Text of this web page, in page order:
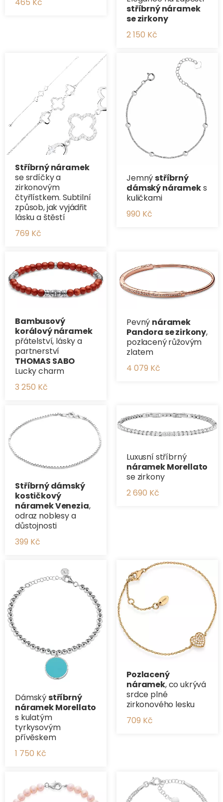
stříbrný náramek
se zirkony
2 150 Kč
Stříbrný náramek
se srdíčky a
zirkonovým
čtyřlístkem. Subtilní
způsob, jak vyjádřit
lásku a štěstí
769 Kč
Jemnýstříbrný
dámský nárameks
kuličkami
990 Kč
Bambusový
korálový náramek
přátelství, lásky a
partnerství
THOMAS SABO
Lucky charm
3 250 Kč
Pevný náramek
Pandora se zirkony,
pozlacený růžovým
zlatem
4 079 Kč
Stříbrný dámský
kostičkový
náramek Venezia,
odraz noblesy a
důstojnosti
399 Kč
Luxusní stříbrný
náramek Morellato
se zirkony
2 690 Kč
Dámskýstříbrný
náramek Morellato
s kulatým
tyrkysovým
přívěskem
1 750 Kč
Pozlacený
náramek, co ukrývá
srdce plné
zirkonového lesku
709 Kč